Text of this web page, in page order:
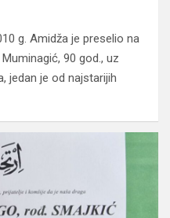
g. Amidža je preselio na
90 god., uz
jedan je od najstarijih